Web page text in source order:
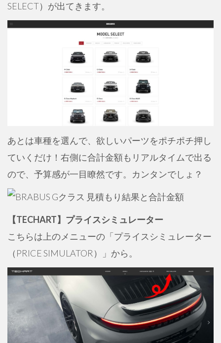
SELECT）が出てきます。
あとは車種を選んで、欲しいパーツをポチポチ押し
ていくだけ！右側に合計金額もリアルタイムで出る
ので、予算感が一目瞭然です。カンタンでしょ？
【TECHART】プライスシミュレーター
こちらは上のメニューの「プライスシミュレーター
（PRICE SIMULATOR）」から。